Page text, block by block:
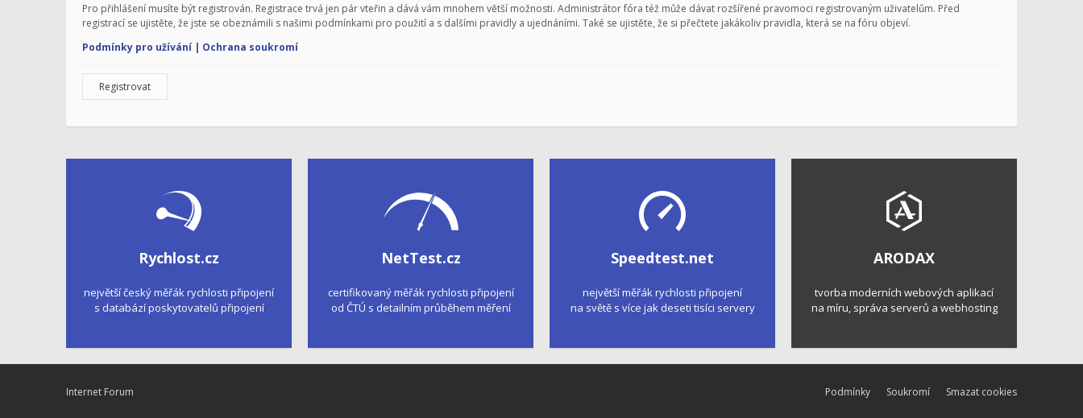
Pro přihlášení musíte být registrován. Registrace trvá jen pár vteřin a dává vám mnohem větší možnosti. Administrátor fóra též může dávat rozšířené pravomoci registrovaným uživatelům. Před
registrací se ujistěte, že jste se obeznámili s našimi podmínkami pro použití a s dalšími pravidly a ujednáními. Také se ujistěte, že si přečtete jakákoliv pravidla, která se na fóru objeví.
Podmínky pro užívání | Ochrana soukromí
Registrovat
Rychlost.cz
největší český měřák rychlosti připojení
s databází poskytovatelů připojení
NetTest.cz
certifikovaný měřák rychlosti připojení
od ČTÚ s detailním průběhem měření
Speedtest.net
největší měřák rychlosti připojení
na světě s více jak deseti tisíci servery
ARODAX
tvorba moderních webových aplikací
na míru, správa serverů a webhosting
Internet Forum Smazat cookies
Soukromí
Podmínky